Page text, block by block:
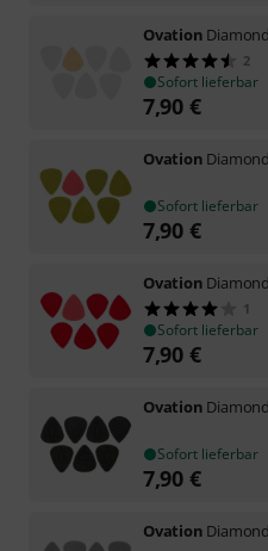
Ovation
2
Sofort lieferbar
7,90 €
Ovation
Sofort lieferbar
7,90 €
Ovation
1
Sofort lieferbar
7,90 €
Ovation
Sofort lieferbar
7,90 €
Ovation